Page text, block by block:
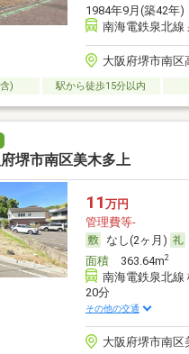
1984年9月(築42年)
南海電鉄泉北線
大阪府堺市南区
) 駅から徒歩15分以内
堺市南区美木多上
11 万円
管理費等-
なし(2ヶ月)
面積363.64m2
南海電鉄泉北線
20分
その他の交通
大阪府堺市南区